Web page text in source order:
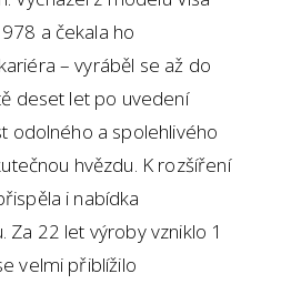
a čekala ho
– vyráběl se až do
deset let po uvedení
odolného a spolehlivého
hvězdu. K rozšíření
i nabídka
22 let výroby vzniklo 1
velmi přiblížilo